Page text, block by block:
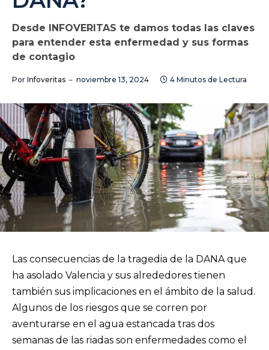
Desde INFOVERITAS te damos todas las claves
para entender esta enfermedad y sus formas
de contagio
Por Infoveritas noviembre 13, 2024 4 Minutos de Lectura
Las consecuencias de la tragedia de la DANA que
ha asolado Valencia y sus alrededores tienen
también sus implicaciones en el ámbito de la salud.
Algunos de los riesgos que se corren por
aventurarse en el agua estancada tras dos
semanas de las riadas son enfermedades como el